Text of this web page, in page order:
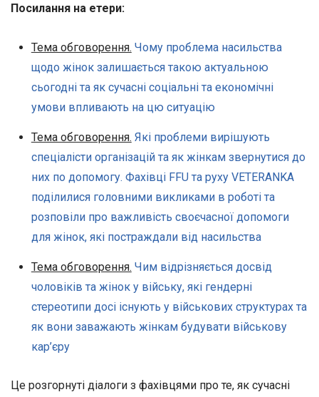
Посилання на етери:
Тема обговорення. Чому проблема насильства
щодо жінок залишається такою актуальною
сьогодні та як сучасні соціальні та економічні
умови впливають на цю ситуацію
Тема обговорення. Які проблеми вирішують
спеціалісти організацій та як жінкам звернутися до
них по допомогу. Фахівці FFU та руху VETERANKA
поділилися головними викликами в роботі та
розповіли про важливість своєчасної допомоги
для жінок, які постраждали від насильства
Тема обговорення. Чим відрізняється досвід
чоловіків та жінок у війську, які гендерні
стереотипи досі існують у військових структурах та
як вони заважають жінкам будувати військову
кар’єру
Це розгорнуті діалоги з фахівцями про те, як сучасні